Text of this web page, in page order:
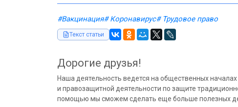
#Вакцинация# Коронавирус# Трудовое право
Текст статьи
Дорогие друзья!
Наша деятельность ведется на общественных
и правозащитной деятельности по защите
помощью мы сможем сделать еще больше полезных